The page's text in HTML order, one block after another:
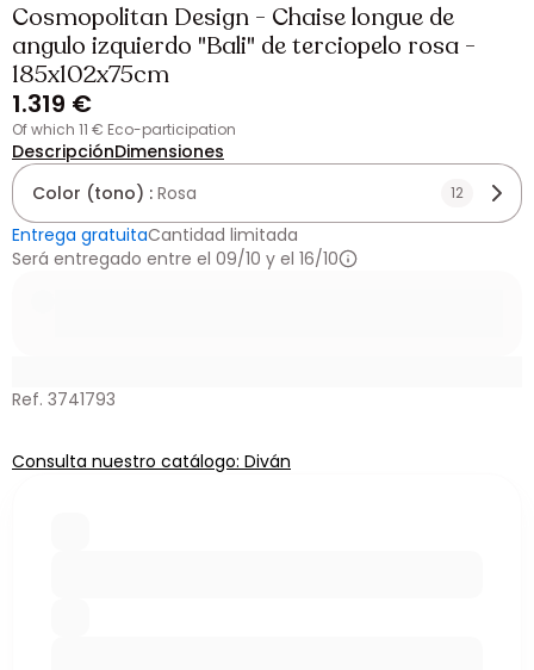
Cosmopolitan Design - Chaise longue de
angulo izquierdo "Bali" de terciopelo rosa -
185x102x75cm
1.319 €
of which 11 € Eco-participation
DescripciónDimensiones
Color (tono) : Rosa 12
Entrega gratuitaCantidad limitada
Será entregado entre el 09/10 y el 16/10
Ref. 3741793
Consulta nuestro catálogo: Diván